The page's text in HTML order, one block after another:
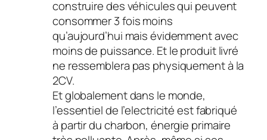
construire des véhicules qui peuvent
consommer 3 fois moins
qu’aujourd’hui mais évidemment avec
moins de puissance. Et le produit livré
ne ressemblera pas physiquement à la
2CV.
Et globalement dans le monde,
l’essentiel de l’electricité est fabriqué
à partir du charbon, énergie primaire